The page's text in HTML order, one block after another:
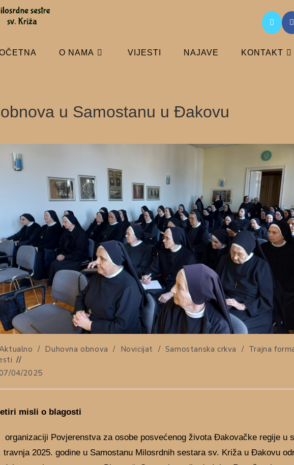
O NAMA VIJESTI NAJAVE KONTAKT
u Samostanu u Đakovu
/ Duhovna obnova / Novicijat / Samostanska crkva / Trajna
04/2025
misli o blagosti
organizaciji Povjerenstva za osobe posvećenog života Đakovačke regije u
travnja 2025. godine u Samostanu Milosrdnih sestara sv. Križa u Đakovu